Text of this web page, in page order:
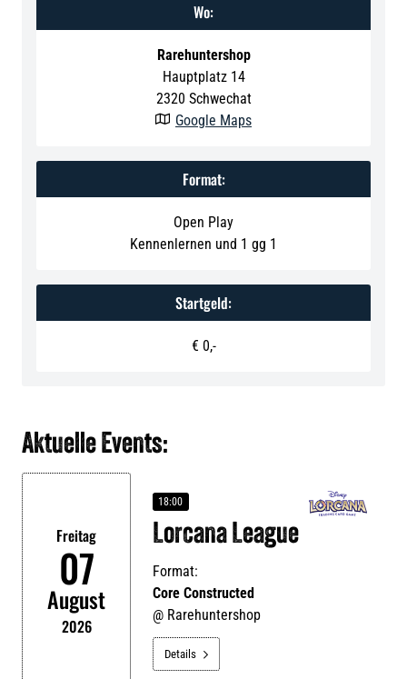
Wo:
Rarehuntershop
Hauptplatz 14
2320 Schwechat
 Google Maps
Format:
Open Play
Kennenlernen und 1 gg 1
Startgeld:
€ 0,-
Aktuelle Events:
Freitag
07
August
2026
18:00
Lorcana League
Format:
Core Constructed
@ Rarehuntershop
Details 